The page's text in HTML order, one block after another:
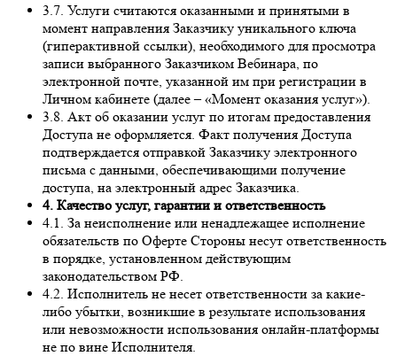
3.7. Услуги считаются оказанными и принятыми в
момент направления Заказчику уникального ключа
(гиперактивной ссылки), необходимого для просмотра
записи выбранного Заказчиком Вебинара, по
электронной почте, указанной им при регистрации в
Личном кабинете (далее – «Момент оказания услуг»).
3.8. Акт об оказании услуг по итогам предоставления
Доступа не оформляется. Факт получения Доступа
подтверждается отправкой Заказчику электронного
письма с данными, обеспечивающими получение
доступа, на электронный адрес Заказчика.
4. Качество услуг, гарантии и ответственность
4.1. За неисполнение или ненадлежащее исполнение
обязательств по Оферте Стороны несут ответственность
в порядке, установленном действующим
законодательством РФ.
4.2. Исполнитель не несет ответственности за какие-
либо убытки, возникшие в результате использования
или невозможности использования онлайн-платформы
не по вине Исполнителя.